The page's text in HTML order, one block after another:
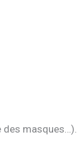
des masques…).